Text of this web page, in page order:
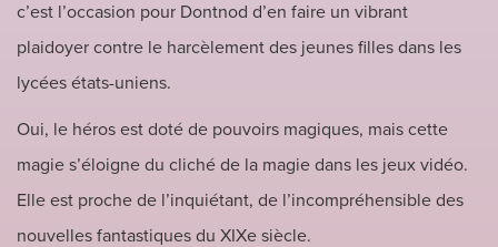
c’est l’occasion pour Dontnod d’en faire un vibrant
plaidoyer contre le harcèlement des jeunes filles dans les
lycées états-uniens.
Oui, le héros est doté de pouvoirs magiques, mais cette
magie s’éloigne du cliché de la magie dans les jeux vidéo.
Elle est proche de l’inquiétant, de l’incompréhensible des
nouvelles fantastiques du XIXe siècle.